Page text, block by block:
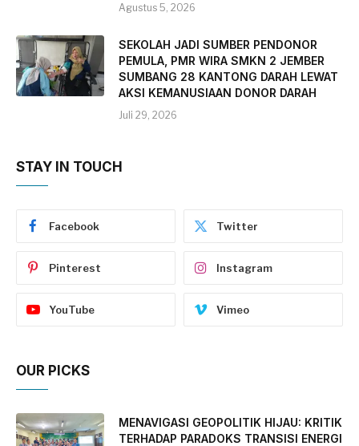
Agustus 5, 2026
SEKOLAH JADI SUMBER PENDONOR
PEMULA, PMR WIRA SMKN 2 JEMBER
SUMBANG 28 KANTONG DARAH LEWAT
AKSI KEMANUSIAAN DONOR DARAH
Juli 29, 2026
STAY IN TOUCH
Facebook Twitter
Pinterest Instagram
YouTube Vimeo
OUR PICKS
MENAVIGASI GEOPOLITIK HIJAU: KRITIK
TERHADAP PARADOKS TRANSISI ENERGI